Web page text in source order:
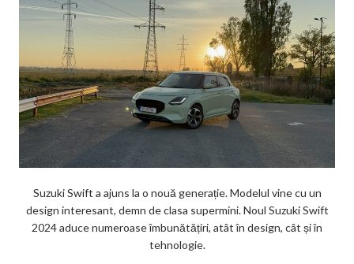
Suzuki Swift a ajuns la o nouă generație. Modelul vine cu un
design interesant, demn de clasa supermini. Noul Suzuki Swift
2024 aduce numeroase îmbunătățiri, atât în design, cât și în
tehnologie.